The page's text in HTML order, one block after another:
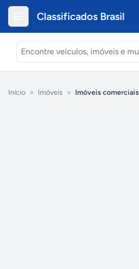
Classificados Brasil
Início » Imóveis » Imóveis comerciais